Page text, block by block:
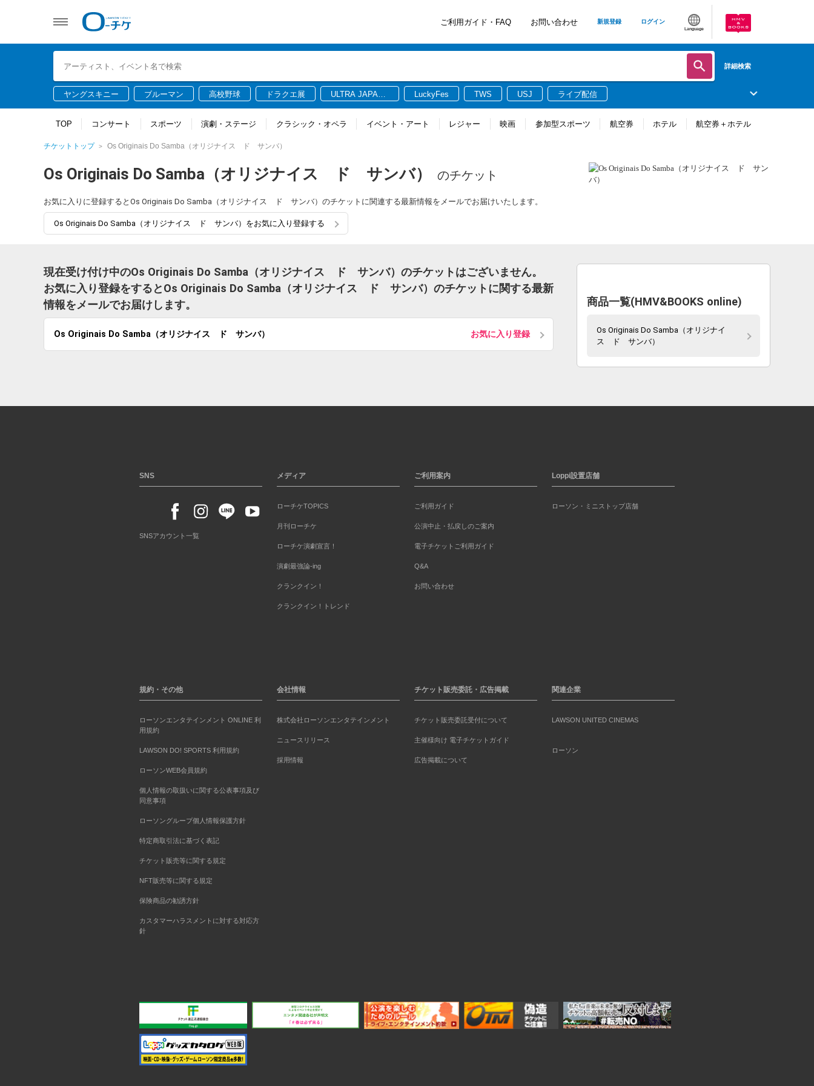
ご利用ガイド・FAQ お問い合わせ 新規登録 ログイン
Language
詳細検索
ヤングスキニー ブルーマン 高校野球 ドラクエ展
ULTRA JAPAN
LuckyFes TWS USJ ライブ配信
TOP コンサート スポーツ 演劇・ステージ クラシック・オペラ イベント・アート レジャー 映画 参加型スポーツ 航空券 ホテル 航空券＋ホテル
チケットトップ Os Originais Do Samba（オリジナイス ド サンバ）
Os Originais Do Samba（オリジナイス ド サンバ） のチケット
お気に入りに登録するとOs Originais Do Samba（オリジナイス ド サンバ）のチケットに関連する最新情報をメールでお届けいたします。
Os Originais Do Samba（オリジナイス ド サンバ）をお気に入り登録する
現在受け付け中のOs Originais Do Samba（オリジナイス ド サンバ）のチケットはございません。
お気に入り登録をするとOs Originais Do Samba（オリジナイス ド サンバ）のチケットに関する最新
情報をメールでお届けします。
Os Originais Do Samba（オリジナイス ド サンバ） お気に入り登録
商品一覧(HMV&BOOKS online)
Os Originais Do Samba（オリジナイ
ス ド サンバ）
SNS
SNSアカウント一覧
メディア
ローチケTOPICS
月刊ローチケ
ローチケ演劇宣言！
演劇最強論-ing
クランクイン！
クランクイン！トレンド
ご利用案内
ご利用ガイド
公演中止・払戻しのご案内
電子チケットご利用ガイド
Q&A
お問い合わせ
Loppi設置店舗
ローソン・ミニストップ店舗
規約・その他
ローソンエンタテインメント ONLINE 利
用規約
LAWSON DO! SPORTS 利用規約
ローソンWEB会員規約
個人情報の取扱いに関する公表事項及び
同意事項
ローソングループ個人情報保護方針
特定商取引法に基づく表記
チケット販売等に関する規定
NFT販売等に関する規定
保険商品の勧誘方針
カスタマーハラスメントに対する対応方
針
会社情報
株式会社ローソンエンタテインメント
ニュースリリース
採用情報
チケット販売委託・広告掲載
チケット販売委託受付について
主催様向け 電子チケットガイド
広告掲載について
関連企業
LAWSON UNITED CINEMAS
ローソン